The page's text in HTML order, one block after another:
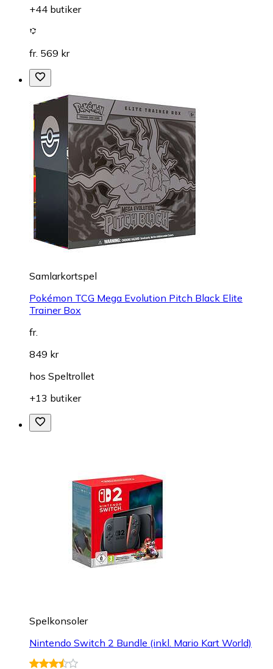
+44 butiker
fr. 569 kr
Samlarkortspel
Pokémon TCG Mega Evolution Pitch Black Elite
Trainer Box
fr.
849 kr
hos Speltrollet
+13 butiker
Spelkonsoler
Nintendo Switch 2 Bundle (inkl. Mario Kart World)